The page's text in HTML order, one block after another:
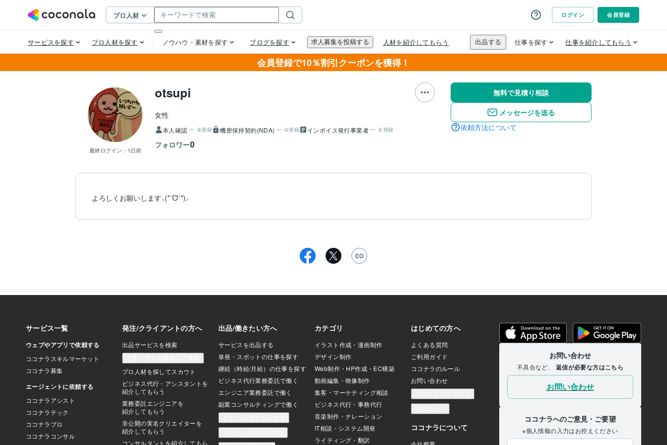
会員登録で10％割引クーポンを獲得！
最終ログイン： 1日前
otsupi
女性
本人確認 未登録 機密保持契約(NDA) 未登録 インボイス発行事業者 未登録
フォロワー0
無料で見積り相談
メッセージを送る
依頼方法について
よろしくお願いします⸜(*ˊᗜˋ*)⸝